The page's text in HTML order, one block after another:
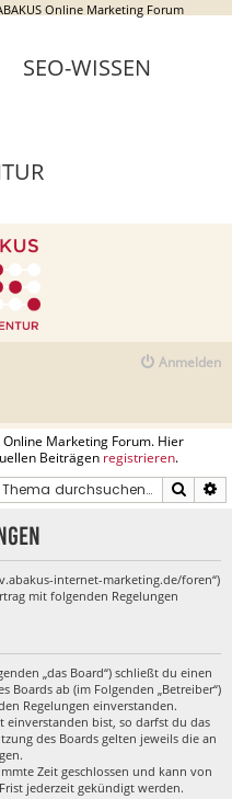
Online Marketing Forum
SEO-WISSEN
Anmelden
Marketing Forum. Hier
Beiträgen registrieren.
Suche
internet-marketing.de/foren“)
mit folgenden Regelungen
„das Board“) schließt du einen
Boards ab (im Folgenden „Betreiber“)
Regelungen einverstanden.
einverstanden bist, so darfst du das
des Boards gelten jeweils die an
Zeit geschlossen und kann von
jederzeit gekündigt werden.